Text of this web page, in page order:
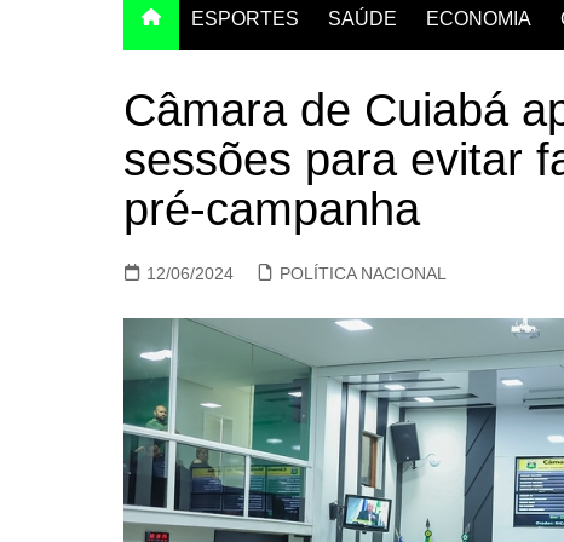
ESPORTES SAÚDE ECONOMIA
Câmara de Cuiabá
sessões para evitar
pré-campanha
12/06/2024 POLÍTICA NACIONAL